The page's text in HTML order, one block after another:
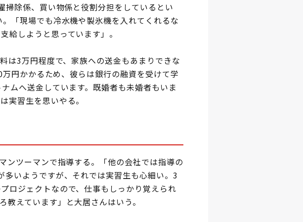
除係、買い物係と役割分担をしているとい
「現場でも冷水機や製氷機を入れてくれるな
給しようと思っています」。
は3万円程度で、家族への送金もあまりできな
円かかるため、彼らは銀行の融資を受けて学
ムへ送金しています。既婚者も未婚者もいま
実習生を思いやる。
ツーマンで指導する。「他の会社では指導の
いようですが、それでは実習生も心細い。3
ロジェクトなので、仕事もしっかり覚えられ
えています」と大居さんはいう。